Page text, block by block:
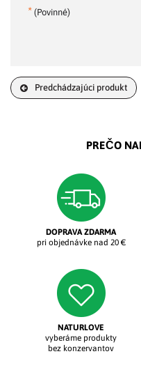
* (Povinné)
Predchádzajúci produkt
PREČO
DOPRAVA ZDARMA
pri objednávke nad 20 €
NATURLOVE
vyberáme produkty
bez konzervantov